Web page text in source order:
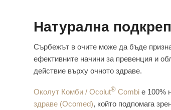
Натурална
Сърбежът в очите може да бъде
ефективните начини за превенция и
действие върху очното здраве.
Околут Комби / Ocolut® Combi е 100%
здраве (Ocomed), който подпомага